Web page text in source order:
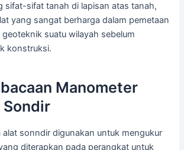
sifat-sifat tanah di lapisan atas tanah,
yang sangat berharga dalam pemetaan
suatu wilayah sebelum
konstruksi.
Manometer
Sondir
alat sonndir digunakan untuk mengukur
diterapkan pada perangkat untuk